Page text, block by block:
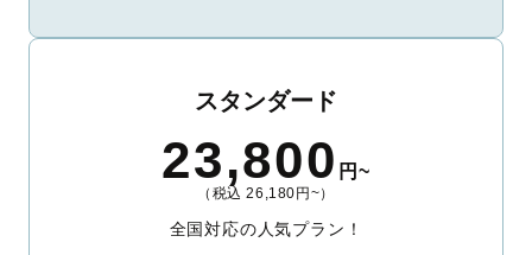
スタンダード
23,800 円~
（税込 26,180円~）
全国対応の人気プラン！